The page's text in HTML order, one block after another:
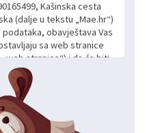
Kašinska cesta
(dalje u tekstu „Mae.hr“)
obavještava Vas
sa web stranice
stranice“) i da će biti
Izjave smatra se da
za prikupljanje i daljnju
koje ustupate Mae.hr
odgovora i daljnje
kroz kontakt obrazac.